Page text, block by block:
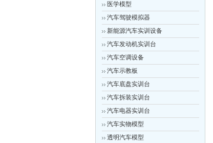
医学模型
汽车驾驶模拟器
新能源汽车实训设备
汽车发动机实训台
汽车空调设备
汽车示教板
汽车底盘实训台
汽车拆装实训台
汽车电器实训台
汽车实物模型
透明汽车模型